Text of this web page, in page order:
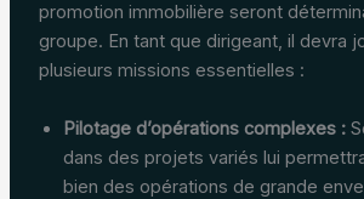
promotion immobilière seront
groupe. En tant que dirigeant, il devra
plusieurs missions essentielles :
Pilotage d’opérations complexes :
dans des projets variés lui
bien des opérations de grande